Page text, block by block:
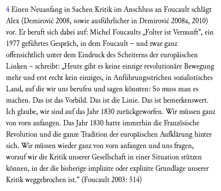
4Einen Neuanfang in Sachen Kritik im Anschluss an Foucault schlägt
Alex (Demirović 2008, sowie ausführlicher in Demirović 2008a, 2010)
vor. Er beruft sich dabei auf: Michel Foucaults „Folter ist Vernunft“, ein
1977 geführtes Gespräch, in dem Foucault – und zwar ganz
offensichtlich unter dem Eindruck des Scheiterns der europäischen
Linken – schreibt: „Heute gibt es keine einzige revolutionäre Bewegung
mehr und erst recht kein einziges, in Anführungsstrichen sozialistisches
Land, auf die wir uns berufen und sagen könnten: So muss man es
machen. Das ist das Vorbild. Das ist die Linie. Das ist bemerkenswert.
Ich glaube, wir sind auf das Jahr 1830 zurückgeworfen. Wir müssen ganz
von vorn anfangen. Das Jahr 1830 hatte immerhin die Französische
Revolution und die ganze Tradition der europäischen Aufklärung hinter
sich. Wir müssen wieder ganz von vorn anfangen und uns fragen,
worauf wir die Kritik unserer Gesellschaft in einer Situation stützen
können, in der die bisherige implizite oder explizite Grundlage unserer
Kritik weggebrochen ist.“ (Foucault 2003: 514)